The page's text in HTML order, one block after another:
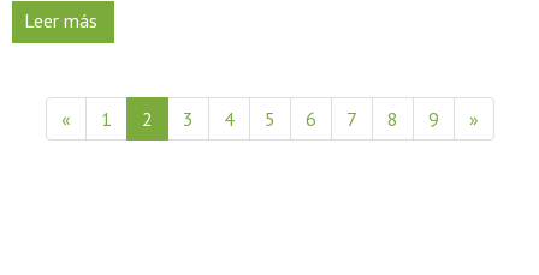
Leer más
« 1 2 3 4 5 6 7 8 9 »